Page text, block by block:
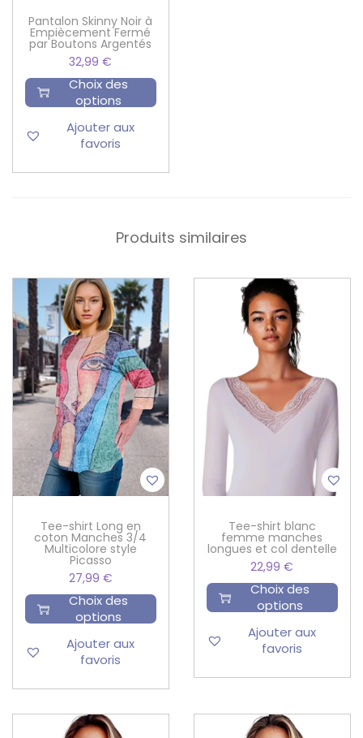
Pantalon Skinny Noir à
Empiècement Fermé
par Boutons Argentés
32,99€
Choix des
options
Ajouter aux
favoris
Produits similaires
Tee-shirt Long en
coton Manches 3/4
Multicolore style
Picasso
27,99 €
Choix des
options
Ajouter aux
favoris
Tee-shirt blanc
femme manches
longues et col dentelle
22,99€
Choix des
options
Ajouter aux
favoris